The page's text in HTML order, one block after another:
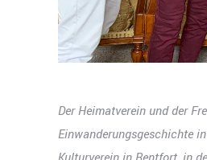
Der Heimatverein und der
Einwanderungsgeschichte
Kulturverein in Rentfort, in